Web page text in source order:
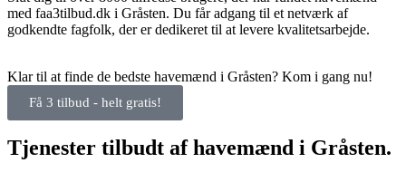
med faa3tilbud.dk i Gråsten. Du får adgang til et netværk af
godkendte fagfolk, der er dedikeret til at levere kvalitetsarbejde.
Klar til at finde de bedste havemænd i Gråsten? Kom i gang nu!
Få 3 tilbud - helt gratis!
Tjenester tilbudt af havemænd i Gråsten.